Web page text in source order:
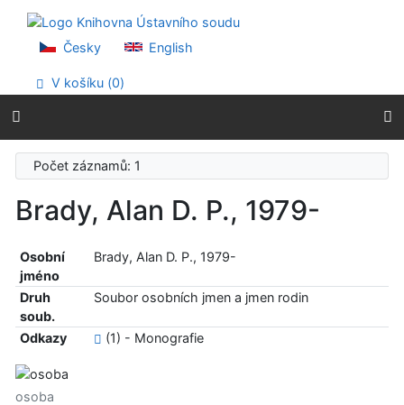
Přejít na menu
Prohlášení o webové přístupnosti
Česky English
V košíku (0)
Počet záznamů: 1
Brady, Alan D. P., 1979-
Osobní
jméno
Brady, Alan D. P., 1979-
Druh
soub.
Soubor osobních jmen a jmen rodin
Odkazy (1) - Monografie
osoba